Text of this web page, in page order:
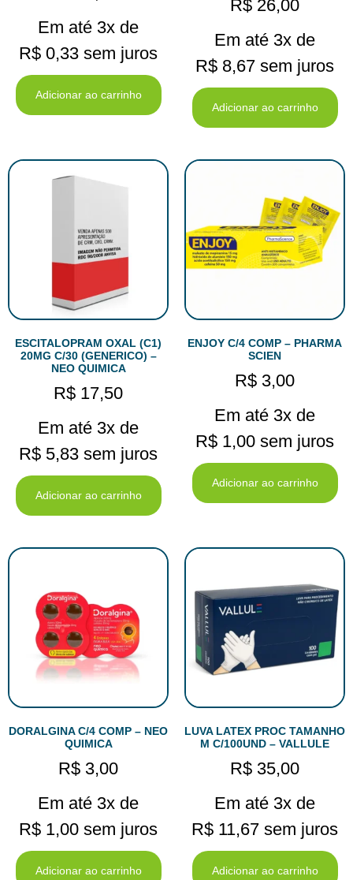
Em até 3x de
R$ 0,33 sem juros
Adicionar ao carrinho
R$ 26,00
Em até 3x de
R$ 8,67 sem juros
Adicionar ao carrinho
ESCITALOPRAM OXAL (C1)
20MG C/30 (GENERICO) –
NEO QUIMICA
R$ 17,50
Em até 3x de
R$ 5,83 sem juros
Adicionar ao carrinho
ENJOY C/4 COMP – PHARMA
SCIEN
R$ 3,00
Em até 3x de
R$ 1,00 sem juros
Adicionar ao carrinho
DORALGINA C/4 COMP – NEO
QUIMICA
R$ 3,00
Em até 3x de
R$ 1,00 sem juros
Adicionar ao carrinho
LUVA LATEX PROC TAMANHO
M C/100UND – VALLULE
R$ 35,00
Em até 3x de
R$ 11,67 sem juros
Adicionar ao carrinho